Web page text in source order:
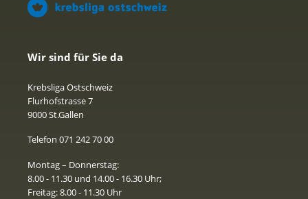
Wir sind für Sie da
Krebsliga Ostschweiz
Flurhofstrasse 7
9000 St.Gallen
Telefon 071 242 70 00
Montag – Donnerstag:
8.00 - 11.30 und 14.00 - 16.30 Uhr;
Freitag: 8.00 - 11.30 Uhr